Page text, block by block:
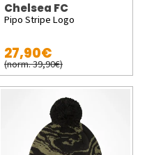
Chelsea FC
Pipo Stripe Logo
27,90€
(norm. 39,90€)